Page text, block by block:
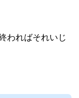
わればそれいじ